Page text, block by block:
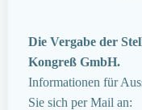
Die Vergabe der
Kongreß GmbH.
Informationen für
Sie sich per Mail an: